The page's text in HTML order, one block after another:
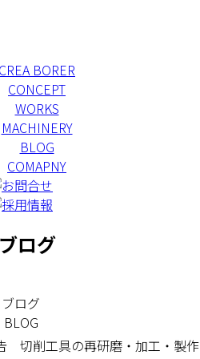
CREA BORER
CONCEPT
WORKS
MACHINERY
BLOG
COMAPNY
ブログ
BLOG
切削工具の再研磨・加工・製